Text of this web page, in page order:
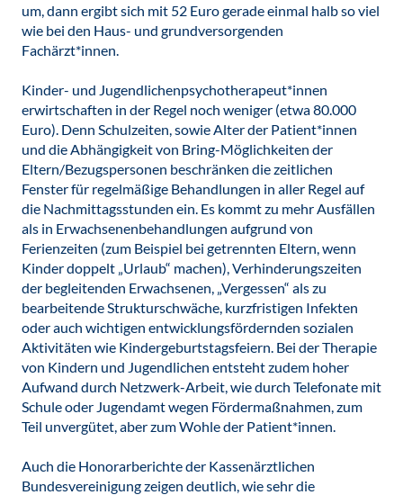
um, dann ergibt sich mit 52 Euro gerade einmal halb so viel
wie bei den Haus- und grundversorgenden
Fachärzt*innen.
Kinder- und Jugendlichenpsychotherapeut*innen
erwirtschaften in der Regel noch weniger (etwa 80.000
Euro). Denn Schulzeiten, sowie Alter der Patient*innen
und die Abhängigkeit von Bring-Möglichkeiten der
Eltern/Bezugspersonen beschränken die zeitlichen
Fenster für regelmäßige Behandlungen in aller Regel auf
die Nachmittagsstunden ein. Es kommt zu mehr Ausfällen
als in Erwachsenenbehandlungen aufgrund von
Ferienzeiten (zum Beispiel bei getrennten Eltern, wenn
Kinder doppelt „Urlaub“ machen), Verhinderungszeiten
der begleitenden Erwachsenen, „Vergessen“ als zu
bearbeitende Strukturschwäche, kurzfristigen Infekten
oder auch wichtigen entwicklungsfördernden sozialen
Aktivitäten wie Kindergeburtstagsfeiern. Bei der Therapie
von Kindern und Jugendlichen entsteht zudem hoher
Aufwand durch Netzwerk-Arbeit, wie durch Telefonate mit
Schule oder Jugendamt wegen Fördermaßnahmen, zum
Teil unvergütet, aber zum Wohle der Patient*innen.
Auch die Honorarberichte der Kassenärztlichen
Bundesvereinigung zeigen deutlich, wie sehr die